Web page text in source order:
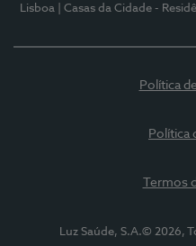
Lisboa
| Casas da Cidade -
Política
Política
Termos
Luz Saúde, S.A.© 2026,